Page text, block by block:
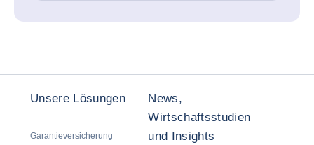
Unsere Lösungen
Garantieversicherung
News,
Wirtschaftsstudien
und Insights